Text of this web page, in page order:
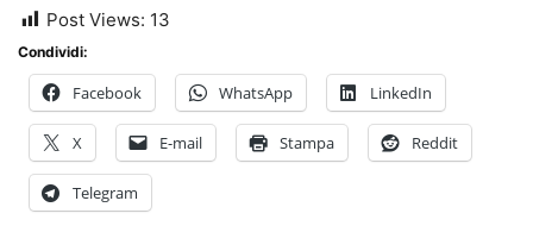
Post Views: 13
Condividi:
Facebook WhatsApp LinkedIn
X E-mail Stampa Reddit
Telegram